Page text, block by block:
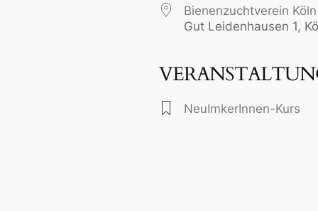
iCalendar
Bienenzuchtverein
Gut Leidenhausen 1,
NeuImkerInnen-Kurs